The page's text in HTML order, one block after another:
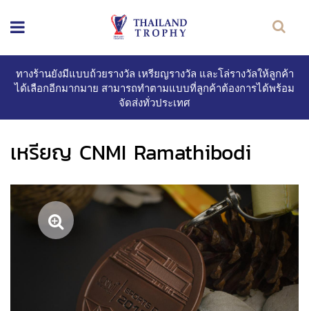
ทางร้านยังมีแบบถ้วยรางวัล เหรียญรางวัล และโล่รางวัลให้ลูกค้า
ได้เลือกอีกมากมาย สามารถทำตามแบบที่ลูกค้าต้องการได้พร้อม
จัดส่งทั่วประเทศ
เหรียญ CNMI Ramathibodi